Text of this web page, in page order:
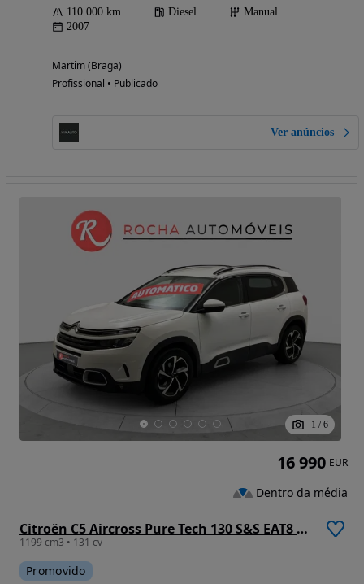
110 000 km Diesel
Manual
2007
Martim (Braga)
Profissional • Publicado
Ver anúncios
1 / 6
Citroën C5 Aircross Pure Tech 130 S&S EAT8 FEEL
1199 cm3 • 131 cv
Promovido
16 990 EUR
Dentro da média